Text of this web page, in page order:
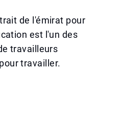
de l'émirat pour
est l'un des
travailleurs
travailler.